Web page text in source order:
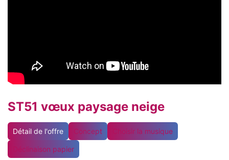
ST51 vœux paysage neige
Détail de l'offre Concept Choisir la musique
Déclinaison papier